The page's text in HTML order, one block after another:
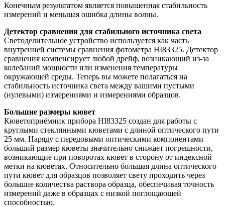
Конечным результатом является повышенная стабильность
измерений и меньшая ошибка длины волны.
Детектор сравнения для стабильного источника света
Светоделительное устройство используется как часть
внутренней системы сравнения фотометра HI83325. Детектор
сравнения компенсирует любой дрейф, возникающий из-за
колебаний мощности или изменения температуры
окружающей среды. Теперь вы можете полагаться на
стабильность источника света между вашими пустыми
(нулевыми) измерениями и измерениями образцов.
Большие размеры кювет
Кюветоприёмник прибора HI83325 создан для работы с
круглыми стеклянными кюветами с длиной оптического пути
25 мм. Наряду с передовыми оптическими компонентами
больший размер кюветы значительно снижает погрешности,
возникающие при поворотах кювет в сторону от индексной
метки на кюветах. Относительно большая длина оптического
пути кювет для образцов позволяет свету проходить через
большие количества раствора образца, обеспечивая точность
измерений даже в образцах с низкой поглощающей
способностью.